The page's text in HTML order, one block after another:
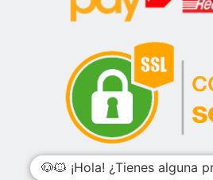
🐶🐱 ¡Hola! ¿Tienes alguna